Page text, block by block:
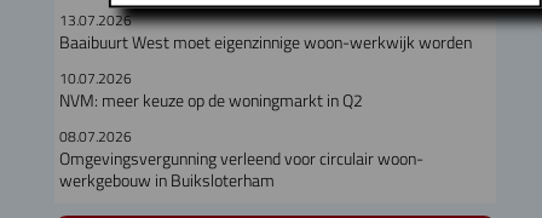
13.07.2026
Baaibuurt West moet eigenzinnige woon-werkwijk worden
10.07.2026
NVM: meer keuze op de woningmarkt in Q2
08.07.2026
Omgevingsvergunning verleend voor circulair woon-
werkgebouw in Buiksloterham